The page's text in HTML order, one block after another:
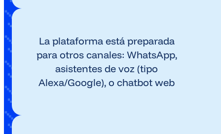
La plataforma está preparada
para otros canales: WhatsApp,
asistentes de voz (tipo
Alexa/Google), o chatbot web